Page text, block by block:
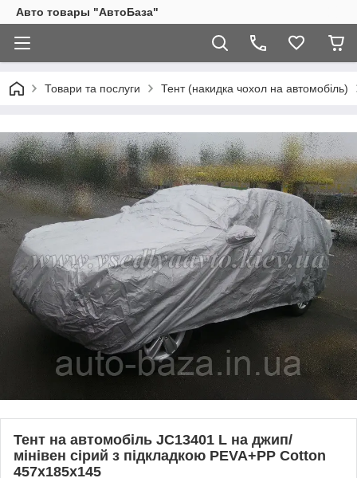
Авто товары "АвтоБаза"
Товари та послуги Тент (накидка чохол на автомобіль)
Тент на автомобіль JC13401 L на джип/
мінівен сірий з підкладкою PEVA+PP Cotton
457х185х145